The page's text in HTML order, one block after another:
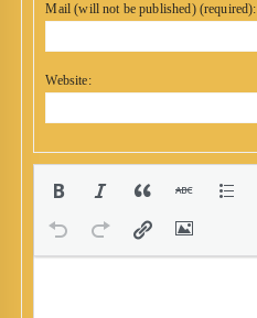
Mail (will not be published) (required):
Website: